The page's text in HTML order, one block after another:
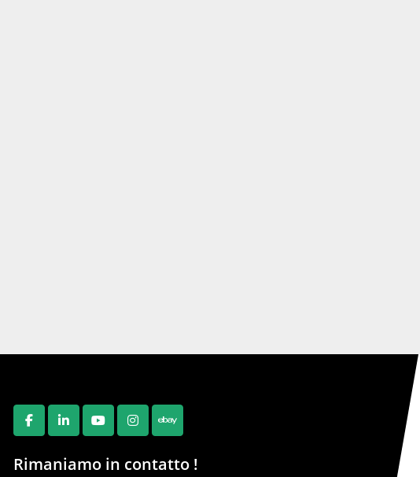
FACEBOOK
LINKEDINYOUTUBEINSTAGRAM
EBAY
Rimaniamo in contatto !